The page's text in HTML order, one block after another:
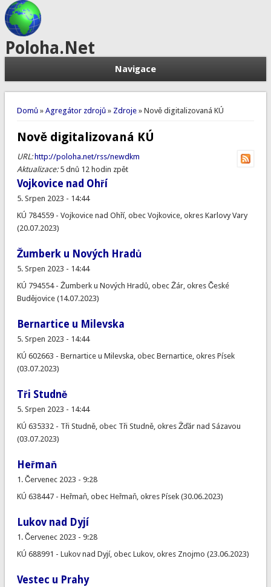
Poloha.Net
Navigace
Jste zde
Domů» Agregátor zdrojů» Zdroje» Nově digitalizovaná KÚ
Nově digitalizovaná KÚ
URL: http://poloha.net/rss/newdkm
Aktualizace:5 dnů 12 hodin zpět
Vojkovice nad Ohří
5. Srpen 2023 - 14:44
KÚ 784559 - Vojkovice nad Ohří, obec Vojkovice, okres Karlovy Vary
(20.07.2023)
Žumberk u Nových Hradů
5. Srpen 2023 - 14:44
KÚ 794554 - Žumberk u Nových Hradů, obec Žár, okres České
Budějovice (14.07.2023)
Bernartice u Milevska
5. Srpen 2023 - 14:44
KÚ 602663 - Bernartice u Milevska, obec Bernartice, okres Písek
(03.07.2023)
Tři Studně
5. Srpen 2023 - 14:44
KÚ 635332 - Tři Studně, obec Tři Studně, okres Žďár nad Sázavou
(03.07.2023)
Heřmaň
1. Červenec 2023 - 9:28
KÚ 638447 - Heřmaň, obec Heřmaň, okres Písek (30.06.2023)
Lukov nad Dyjí
1. Červenec 2023 - 9:28
KÚ 688991 - Lukov nad Dyjí, obec Lukov, okres Znojmo (23.06.2023)
Vestec u Prahy